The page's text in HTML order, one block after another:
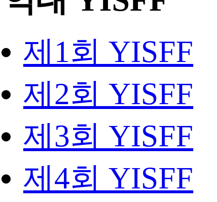
제1회 YISFF
제2회 YISFF
제3회 YISFF
제4회 YISFF